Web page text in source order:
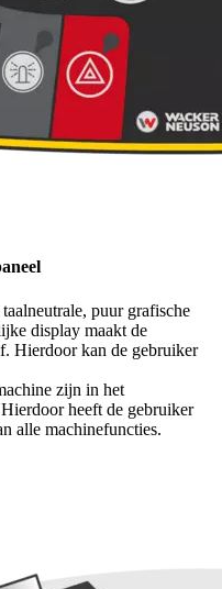
puur grafische
display maakt de
Hierdoor kan de gebruiker
zijn in het
heeft de gebruiker
alle machinefuncties.